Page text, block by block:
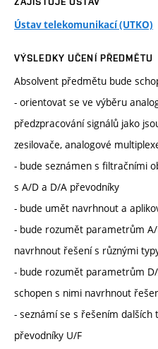
Ústav telekomunikací (UTKO)
VÝSLEDKY UČENÍ PŘEDMĚTU
Absolvent předmětu bude
- orientovat se ve výběru
předzpracování signálů jako
zesilovače, analogové
- bude seznámen s filtračními
s A/D a D/A převodníky
- bude umět navrhnout a
- bude rozumět parametrům
navrhnout řešení s různými
- bude rozumět parametrům
schopen s nimi navrhnout
- seznámí se s řešením
převodníky U/F